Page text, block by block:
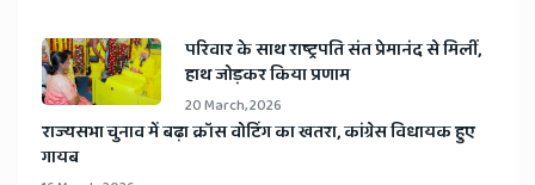
​परिवार के साथ राष्ट्रपति संत प्रेमानंद से मिलीं,
हाथ जोड़कर किया प्रणाम
20 March, 2026
​राज्यसभा चुनाव में बढ़ा क्रॉस वोटिंग का खतरा, कांग्रेस विधायक हुए
गायब